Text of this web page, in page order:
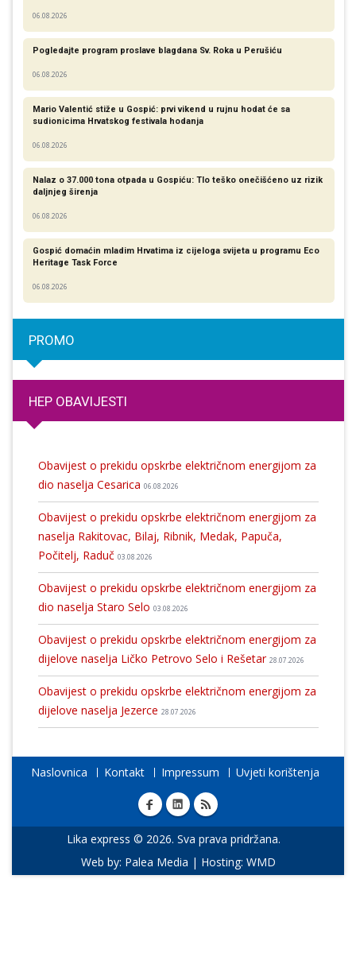
06.08.2026
Pogledajte program proslave blagdana Sv. Roka u Perušiću
06.08.2026
Mario Valentić stiže u Gospić: prvi vikend u rujnu hodat će sa
sudionicima Hrvatskog festivala hodanja
06.08.2026
Nalaz o 37.000 tona otpada u Gospiću: Tlo teško onečišćeno uz rizik
daljnjeg širenja
06.08.2026
Gospić domaćin mladim Hrvatima iz cijeloga svijeta u programu Eco
Heritage Task Force
06.08.2026
PROMO
HEP OBAVIJESTI
Obavijest o prekidu opskrbe električnom energijom za
dio naselja Cesarica 06.08.2026
Obavijest o prekidu opskrbe električnom energijom za
naselja Rakitovac, Bilaj, Ribnik, Medak, Papuča,
Počitelj, Raduč 03.08.2026
Obavijest o prekidu opskrbe električnom energijom za
dio naselja Staro Selo 03.08.2026
Obavijest o prekidu opskrbe električnom energijom za
dijelove naselja Ličko Petrovo Selo i Rešetar 28.07.2026
Obavijest o prekidu opskrbe električnom energijom za
dijelove naselja Jezerce 28.07.2026
Naslovnica Kontakt Impressum Uvjeti korištenja
Lika express © 2026. Sva prava pridržana.
Web by: Palea Media | Hosting: WMD